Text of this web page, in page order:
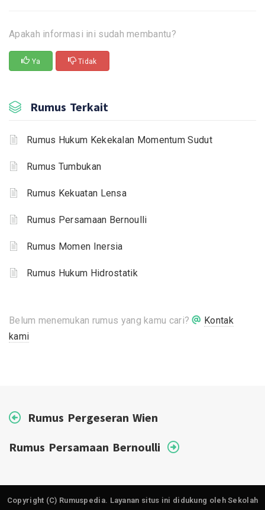
Apakah informasi ini sudah membantu?
Ya Tidak
Rumus Terkait
Rumus Hukum Kekekalan Momentum Sudut
Rumus Tumbukan
Rumus Kekuatan Lensa
Rumus Persamaan Bernoulli
Rumus Momen Inersia
Rumus Hukum Hidrostatik
Belum menemukan rumus yang kamu cari?
Kontak
kami
Rumus Pergeseran Wien
Rumus Persamaan Bernoulli
Copyright (C) Rumuspedia. Layanan situs ini didukung oleh Sekolah